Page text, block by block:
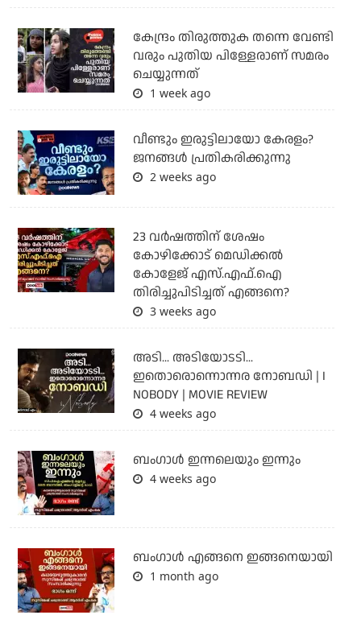
കേന്ദ്രം തിരുത്തുക തന്നെ വേണ്ടി
വരും പുതിയ പിള്ളേരാണ് സമരം
ചെയ്യുന്നത്
1 week ago
വീണ്ടും ഇരുട്ടിലായോ കേരളം?
ജനങ്ങൾ പ്രതികരിക്കുന്നു
2 weeks ago
23 വർഷത്തിന് ശേഷം
കോഴിക്കോട് മെഡിക്കൽ
കോളേജ് എസ്.എഫ്.ഐ
തിരിച്ചുപിടിച്ചത് എങ്ങനെ?
3 weeks ago
അടി... അടിയോടടി...
ഇതൊരൊന്നൊന്നര നോബഡി | I
NOBODY | MOVIE REVIEW
4 weeks ago
ബംഗാള്‍ ഇന്നലെയും ഇന്നും
4 weeks ago
ബം​ഗാൾ എങ്ങനെ ഇങ്ങനെയായി
1 month ago